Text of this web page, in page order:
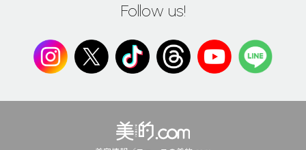
Follow us!